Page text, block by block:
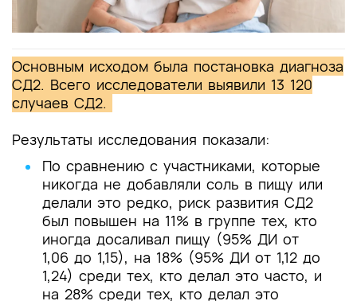
Основным исходом была постановка диагноза
СД2. Всего исследователи выявили 13 120
случаев СД2.
Результаты исследования показали:
По сравнению с участниками, которые
никогда не добавляли соль в пищу или
делали это редко, риск развития СД2
был повышен на 11% в группе тех, кто
иногда досаливал пищу (95% ДИ от
1,06 до 1,15), на 18% (95% ДИ от 1,12 до
1,24) среди тех, кто делал это часто, и
на 28% среди тех, кто делал это